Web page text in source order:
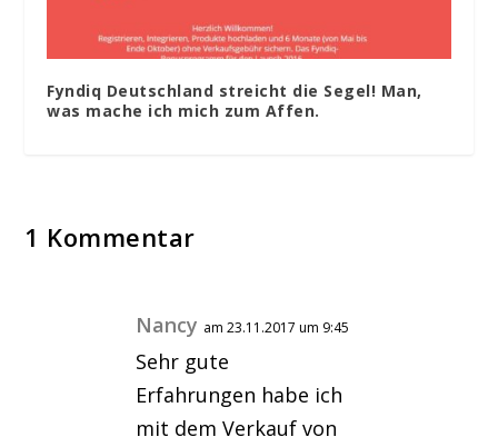
Fyndiq Deutschland streicht die Segel! Man,
was mache ich mich zum Affen.
1 Kommentar
Nancy am 23.11.2017 um 9:45
Sehr gute
Erfahrungen habe ich
mit dem Verkauf von